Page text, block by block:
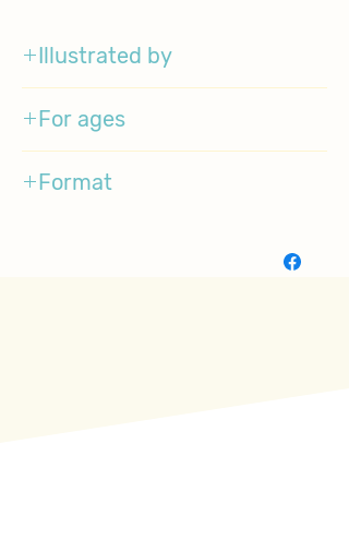
Illustrated by
For ages
Format